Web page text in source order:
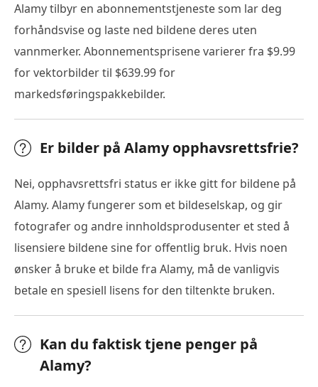
Alamy tilbyr en abonnementstjeneste som lar deg
forhåndsvise og laste ned bildene deres uten
vannmerker. Abonnementsprisene varierer fra $9.99
for vektorbilder til $639.99 for
markedsføringspakkebilder.
Er bilder på Alamy opphavsrettsfrie?
Nei, opphavsrettsfri status er ikke gitt for bildene på
Alamy. Alamy fungerer som et bildeselskap, og gir
fotografer og andre innholdsprodusenter et sted å
lisensiere bildene sine for offentlig bruk. Hvis noen
ønsker å bruke et bilde fra Alamy, må de vanligvis
betale en spesiell lisens for den tiltenkte bruken.
Kan du faktisk tjene penger på
Alamy?